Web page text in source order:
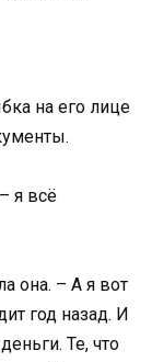
на его лице
я всё
она. – А я вот
год назад. И
Те, что